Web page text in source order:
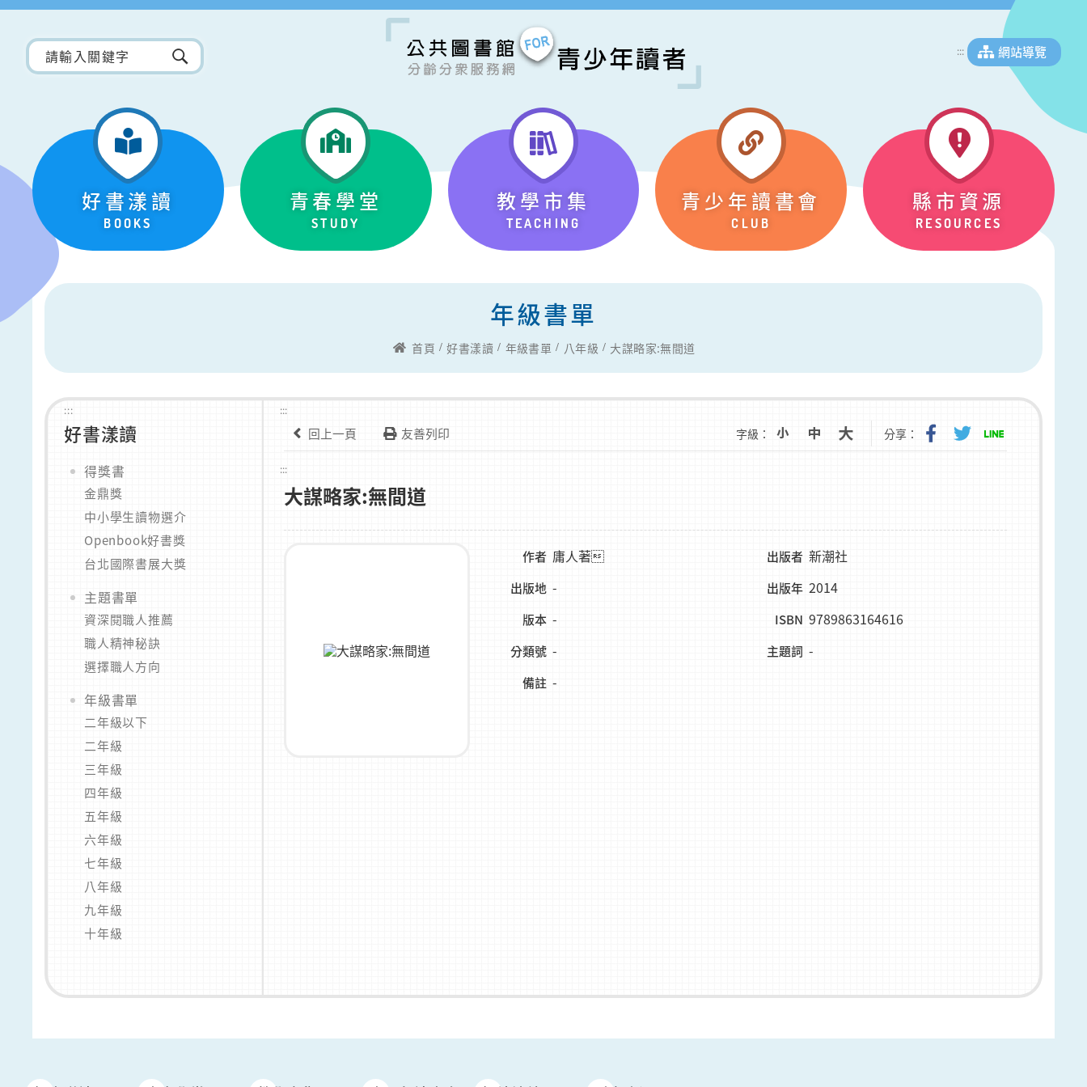
::: 網站導覽
好書漾讀
BOOKS
青春學堂
STUDY
教學市集
TEACHING
青少年讀書會
CLUB
縣市資源
RESOURCES
年級書單
首頁 好書漾讀 年級書單 八年級 大謀略家:無間道
:::
好書漾讀
得獎書
金鼎獎
中小學生讀物選介
Openbook好書獎
台北國際書展大獎
主題書單
資深閱職人推薦
職人精神秘訣
選擇職人方向
年級書單
二年級以下
二年級
三年級
四年級
五年級
六年級
七年級
八年級
九年級
十年級
:::
回上一頁 友善列印 字級： 分享：
:::
大謀略家:無間道
作者 庸人著 出版者 新潮社
出版地 - 出版年 2014
版本 - ISBN 9789863164616
分類號 - 主題詞 -
備註 -